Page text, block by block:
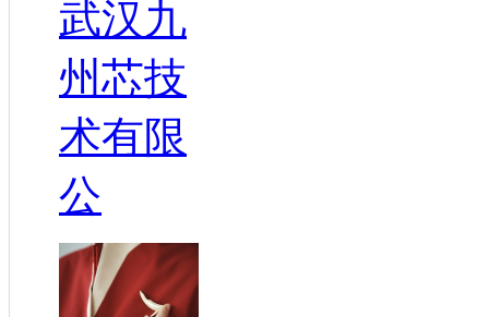
武汉九
州芯技
术有限
公